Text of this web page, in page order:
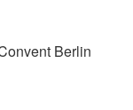
Berlin